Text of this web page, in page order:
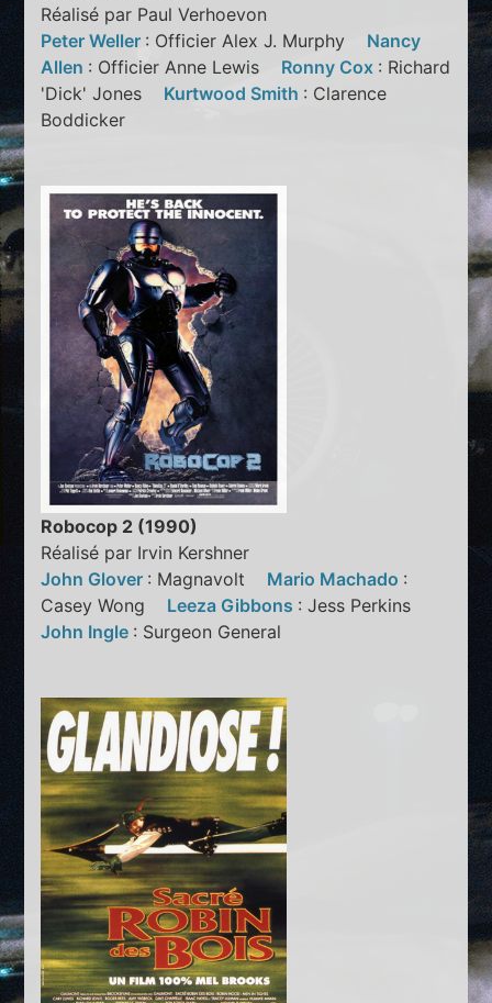
Réalisé par Paul Verhoevon
Peter Weller : Officier Alex J. Murphy Nancy
Allen : Officier Anne Lewis Ronny Cox : Richard
'Dick' Jones Kurtwood Smith : Clarence
Boddicker
Robocop 2 (1990)
Réalisé par Irvin Kershner
John Glover : Magnavolt Mario Machado :
Casey Wong Leeza Gibbons : Jess Perkins
John Ingle : Surgeon General